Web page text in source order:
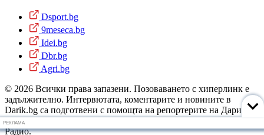
Dsport.bg
9meseca.bg
Idei.bg
Dbr.bg
Agri.bg
© 2026 Всички права запазени. Позоваването с хиперлинк е
задължително. Интервютата, коментарите и новините в
Darik.bg са подготвени с помощта на репортерите на Дарик
Радио и новинарските емисии на радиото. Снимки: Дарик
Радио.
РЕКЛАМА